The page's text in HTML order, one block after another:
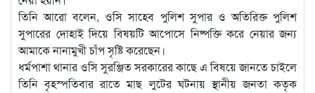
তিনি আরো বলেন, ওসি সাহেব পুলিশ সুপার ও অতিরিক্ত পুলিশ
সুপারের দোহাই দিয়ে বিষয়টি আপোসে নিষ্পক্তি করে নেয়ার জন্য
আমাকে নানামুখী চাঁপ সৃষ্টি করেছেন।
ধর্মপাশা থানার ওসি সুরঞ্জিত সরকারের কাছে এ বিষয়ে জানতে চাইলে
তিনি বৃহস্পতিবার রাতে মাছ লুটের ঘটনায় স্থানীয় জনতা কতৃক